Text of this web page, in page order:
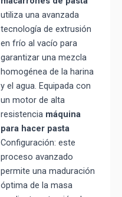
utiliza una avanzada
tecnología de extrusión
en frío al vacío para
garantizar una mezcla
homogénea de la harina
y el agua. Equipada con
un motor de alta
resistencia máquina
para hacer pasta
Configuración: este
proceso avanzado
permite una maduración
óptima de la masa